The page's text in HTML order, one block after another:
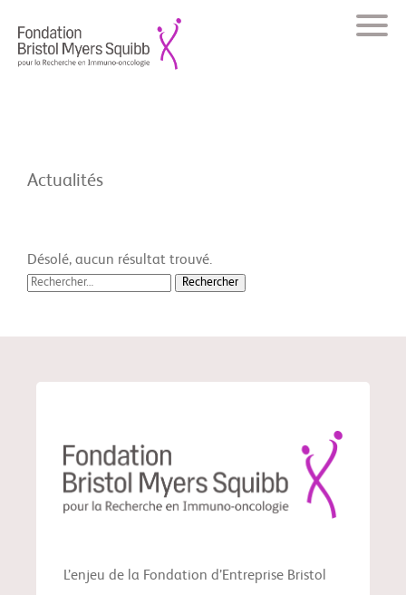
Actualités
Désolé, aucun résultat trouvé.
Rechercher :
L’enjeu de la Fondation d’Entreprise Bristol